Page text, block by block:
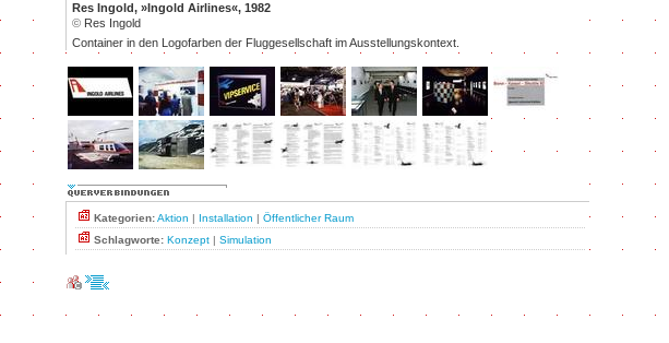
Res Ingold, »Ingold Airlines«, 1982
© Res Ingold
Container in den Logofarben der Fluggesellschaft im Ausstellungskontext.
Kategorien:Aktion | Installation | Öffentlicher Raum
Schlagworte: Konzept | Simulation